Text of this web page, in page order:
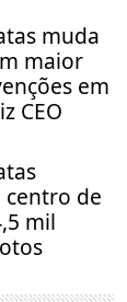
muda
maior
em
CEO
de
mil